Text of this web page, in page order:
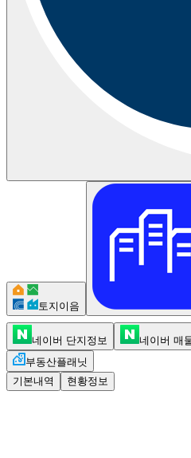
토지이음
네이버 단지정보 네이버 매
부동산플래닛
기본내역
현황정보